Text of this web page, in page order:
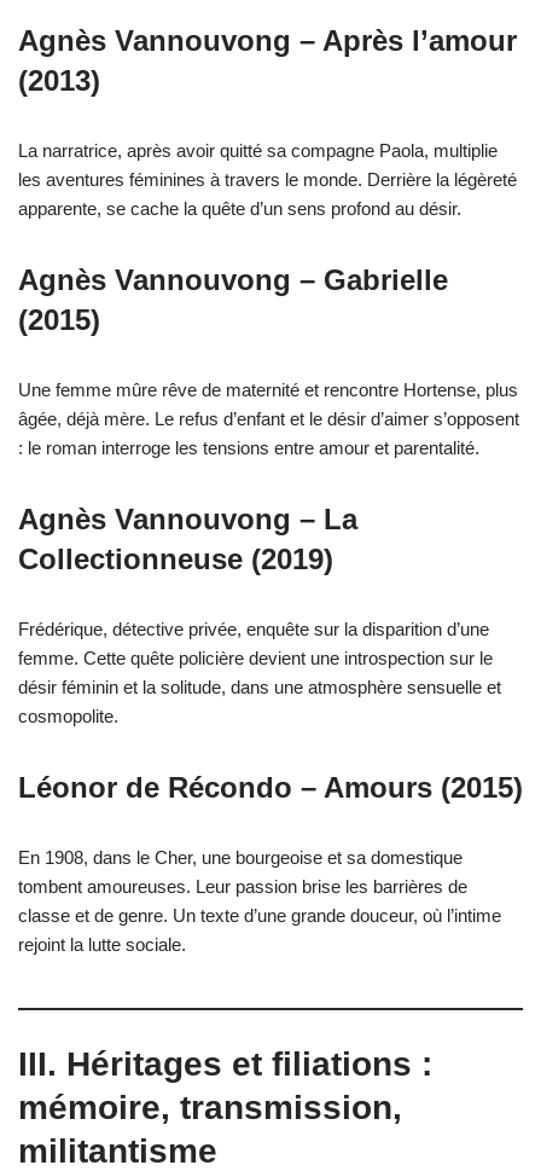
Agnès Vannouvong – Après l’amour
(2013)
La narratrice, après avoir quitté sa compagne Paola, multiplie
les aventures féminines à travers le monde. Derrière la légèreté
apparente, se cache la quête d’un sens profond au désir.
Agnès Vannouvong – Gabrielle
(2015)
Une femme mûre rêve de maternité et rencontre Hortense, plus
âgée, déjà mère. Le refus d’enfant et le désir d’aimer s’opposent
: le roman interroge les tensions entre amour et parentalité.
Agnès Vannouvong – La
Collectionneuse (2019)
Frédérique, détective privée, enquête sur la disparition d’une
femme. Cette quête policière devient une introspection sur le
désir féminin et la solitude, dans une atmosphère sensuelle et
cosmopolite.
Léonor de Récondo – Amours (2015)
En 1908, dans le Cher, une bourgeoise et sa domestique
tombent amoureuses. Leur passion brise les barrières de
classe et de genre. Un texte d’une grande douceur, où l’intime
rejoint la lutte sociale.
III. Héritages et filiations :
mémoire, transmission,
militantisme